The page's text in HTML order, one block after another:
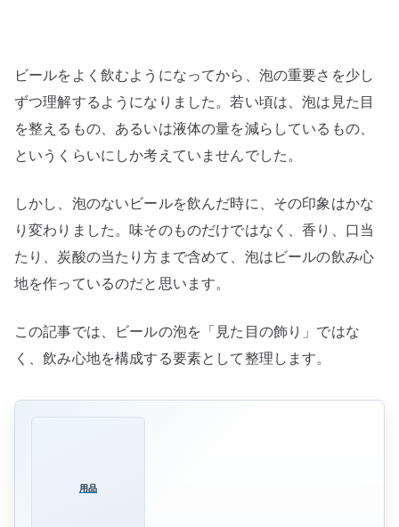
酸、
口
当
た
整
え
る
要
へ
の
ビールをよく飲むようになってから、泡の重要さを少し
ずつ理解するようになりました。若い頃は、泡は見た目
を整えるもの、あるいは液体の量を減らしているもの、
というくらいにしか考えていませんでした。
しかし、泡のないビールを飲んだ時に、その印象はかな
り変わりました。味そのものだけではなく、香り、口当
たり、炭酸の当たり方まで含めて、泡はビールの飲み心
地を作っているのだと思います。
この記事では、ビールの泡を「見た目の飾り」ではな
く、飲み心地を構成する要素として整理します。
用品